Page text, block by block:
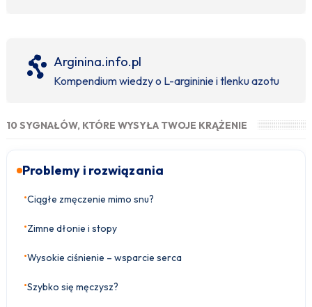
Arginina.info.pl
Kompendium wiedzy o L-argininie i tlenku azotu
10 SYGNAŁÓW, KTÓRE WYSYŁA TWOJE KRĄŻENIE
Problemy i rozwiązania
•Ciągłe zmęczenie mimo snu?
•Zimne dłonie i stopy
•Wysokie ciśnienie – wsparcie serca
•Szybko się męczysz?